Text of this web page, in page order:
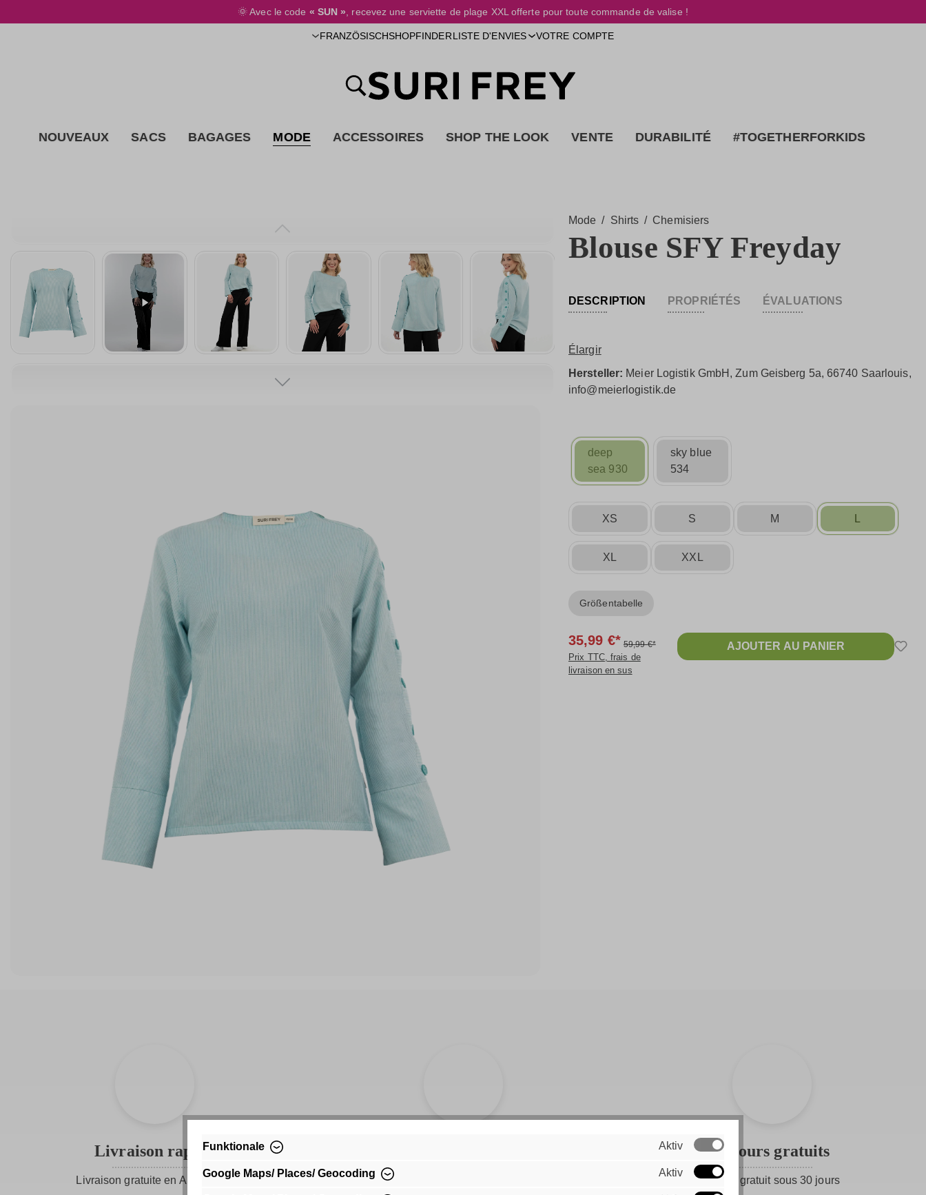
🌞Avec le code « SUN » , recevez une serviette de plage XXL offerte pour toute commande de valise !
FRANZÖSISCHSHOPFINDERLISTE D'ENVIES VOTRE COMPTE
NOUVEAUX SACS BAGAGES MODE ACCESSOIRES SHOP THE LOOK VENTE DURABILITÉ #TOGETHERFORKIDS
Mode / Shirts / Chemisiers
Blouse SFY Freyday
DESCRIPTION PROPRIÉTÉS ÉVALUATIONS
Élargir
Hersteller: Meier Logistik GmbH, Zum Geisberg 5a, 66740 Saarlouis,
info@meierlogistik.de
deep
sea 930
sky blue
534
XS S M
XL XXL
Größentabelle
35,99 €* 59,99 €*
Prix TTC, frais de
livraison en sus
AJOUTER AU PANIER
Livraison rapide
Livraison gratuite en Allemagne Paiement pratique par facture
Retours gratuits
Retour gratuit sous 30 jours
Funktionale Aktiv
Google Maps/ Places/ Geocoding Aktiv